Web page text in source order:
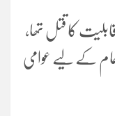
کا قتل تھا،
کے لیے عوامی